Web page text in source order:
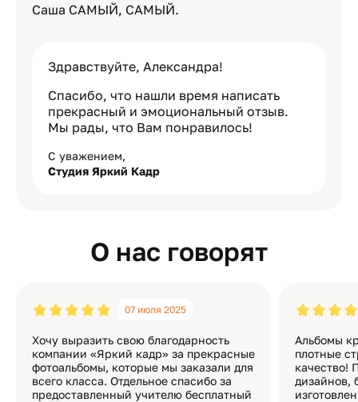
Саша САМЫЙ, САМЫЙ.
Здравствуйте, Александра!
Спасибо, что нашли время написать
прекрасный и эмоциональный отзыв.
Мы рады, что Вам понравилось!
С уважением,
Студия Яркий Кадр
О нас говорят
07 июля 2025
Хочу выразить свою благодарность
компании «Яркий кадр» за прекрасные
фотоальбомы, которые мы заказали для
всего класса. Отдельное спасибо за
предоставленный учителю бесплатный
Альбомы
плотные
качество!
дизайнов,